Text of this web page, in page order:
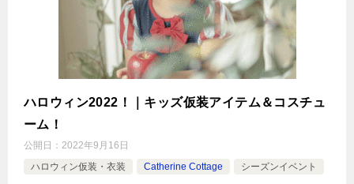
ハロウィン2022！｜キッズ仮装アイテム＆コスチュ
ーム！
公開日： 2022年9月16日
ハロウィン仮装・衣装
Catherine Cottage シーズンイベント